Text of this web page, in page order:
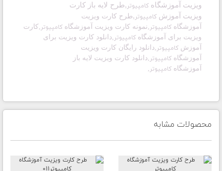
ویزیت آموزشگاه کامپیوتر ,طرح لایه باز کارت
ویزیت آموزش کامپیوتر ,طرح کارت ویزیت
آموزشگاه کامپیوتر ,نمونه کارت ویزیت آموزشگاه کامپیوتر ,کارت
ویزیت برای آموزشگاه کامپیوتر ,دانلود کارت ویزیت برای
آموزش کامپیوتر ,دانلود رایگان کارت ویزیت
آموزشگاه کامپیوتر ,دانلود کارت ویزیت لایه باز
آموزشگاه کامپیوتر ,
محصولات مشابه